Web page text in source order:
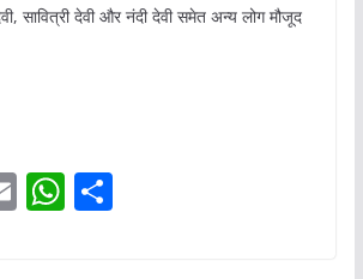
सावित्री देवी और नंदी देवी समेत अन्य लोग मौजूद
E W S